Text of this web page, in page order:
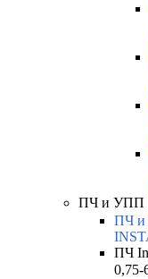
ПЧ и УПП
ПЧ
ПЧ
0,75-